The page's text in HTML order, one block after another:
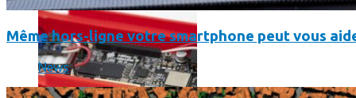
Même hors-ligne votre smartphone peut vous
News